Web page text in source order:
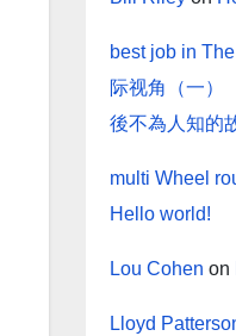
best job in
际视角（一）
後不為人知的
multi Wheel
Hello world!
Lou Cohen on
Lloyd